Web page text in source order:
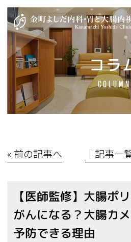
コラ
COLUMN
« 前の記事へ │記事一
【医師監修】大腸ポ
がんになる？大腸カ
予防できる理由